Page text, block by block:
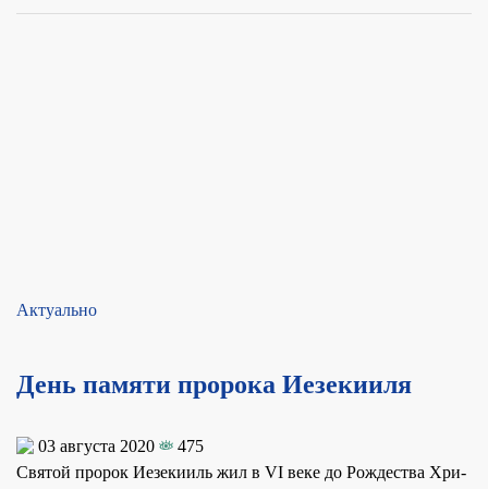
Актуально
День памяти пророка Иезекииля
03 августа 2020
475
Свя­той про­рок Ие­зе­ки­иль жил в VI ве­ке до Рож­де­ства Хри­